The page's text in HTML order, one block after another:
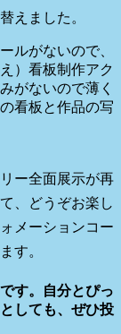
えました。
ルがないので、
）看板制作アク
がないので薄く
看板と作品の写
ー全面展示が再
、どうぞお楽し
メーションコー
す。
す。自分とぴっ
しても、ぜひ投